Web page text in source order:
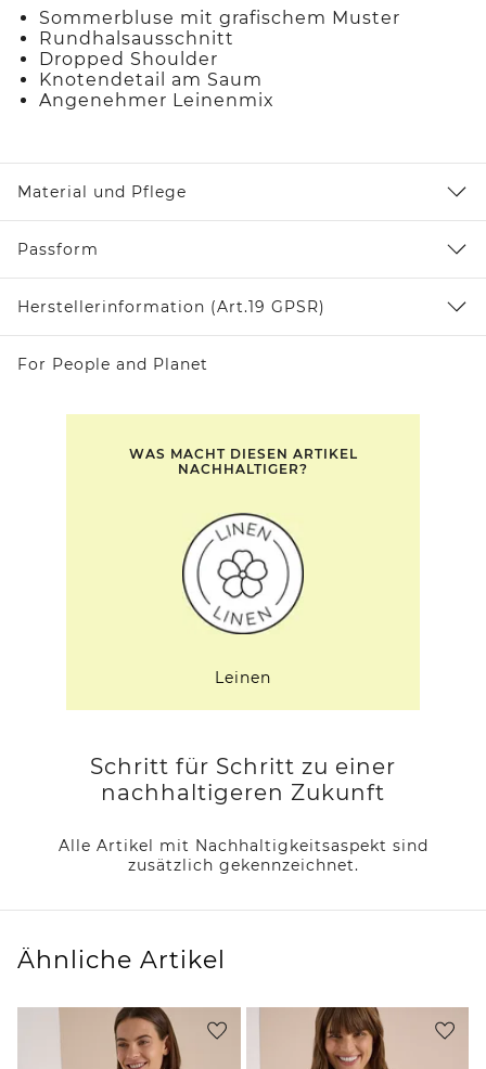
Sommerbluse mit grafischem Muster
Rundhalsausschnitt
Dropped Shoulder
Knotendetail am Saum
Angenehmer Leinenmix
Material und Pflege
Passform
Herstellerinformation (Art.19 GPSR)
For People and Planet
WAS MACHT DIESEN ARTIKEL
NACHHALTIGER?
Leinen
Schritt für Schritt zu einer
nachhaltigeren Zukunft
Alle Artikel mit Nachhaltigkeitsaspekt sind
zusätzlich gekennzeichnet.
Ähnliche Artikel